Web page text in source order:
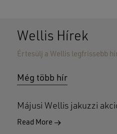
Wellis Hírek
Értesülj a Wellis legfrissebb
Még több hír
Májusi Wellis jakuzzi
Read More